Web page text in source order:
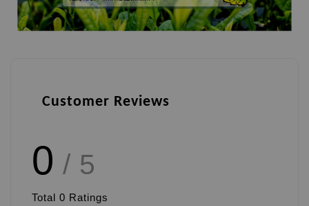
Customer Reviews
0 / 5
Total 0 Ratings